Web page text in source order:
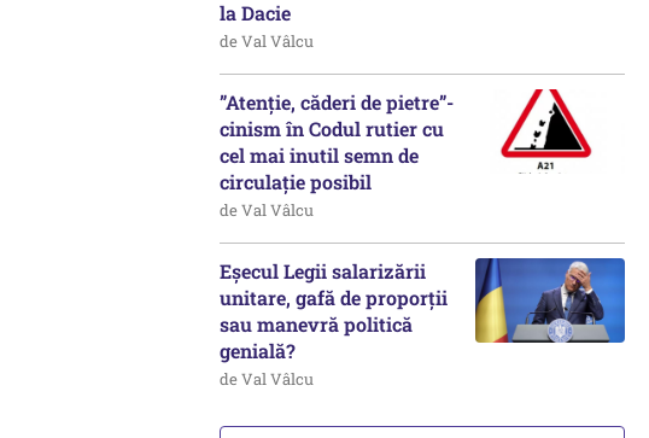
la Dacie
de Val Vâlcu
”Atenție, căderi de pietre”-
cinism în Codul rutier cu
cel mai inutil semn de
circulație posibil
de Val Vâlcu
Eșecul Legii salarizării
unitare, gafă de proporții
sau manevră politică
genială?
de Val Vâlcu